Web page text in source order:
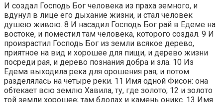
И создал Господь Бог человека из праха земного, и
вдунул в лице его дыхание жизни, и стал человек
душею живою. 8 И насадил Господь Бог рай в Едеме на
востоке, и поместил там человека, которого создал. 9 И
произрастил Господь Бог из земли всякое дерево,
приятное на вид и хорошее для пищи, и дерево жизни
посреди рая, и дерево познания добра и зла. 10 Из
Едема выходила река для орошения рая; и потом
разделялась на четыре реки. 11 Имя одной Фисон: она
обтекает всю землю Хавила, ту, где золото; 12 и золото
той земли хорошее; там бдолах и камень оникс. 13 Имя